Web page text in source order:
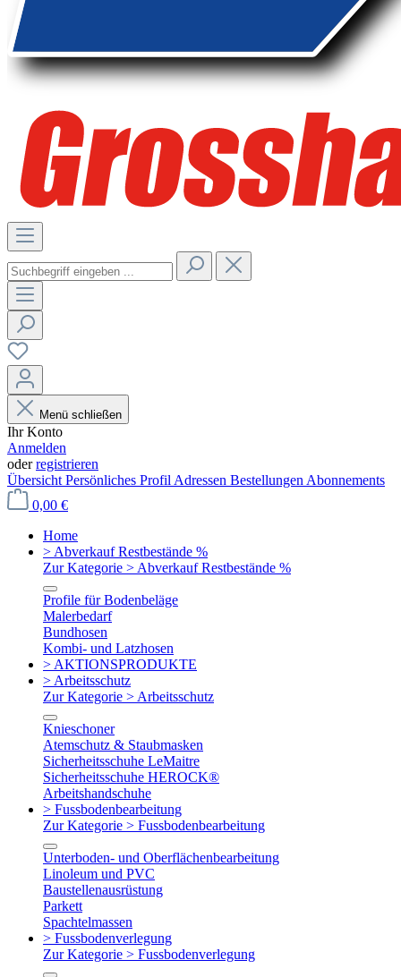
Menü schließen
Ihr Konto
Anmelden
oderregistrieren
Übersicht Persönliches Profil Adressen Bestellungen Abonnements
0,00 €
Home
> Abverkauf Restbestände %
Zur Kategorie > Abverkauf Restbestände %
Profile für Bodenbeläge
Malerbedarf
Bundhosen
Kombi- und Latzhosen
> AKTIONSPRODUKTE
> Arbeitsschutz
Zur Kategorie > Arbeitsschutz
Knieschoner
Atemschutz & Staubmasken
Sicherheitsschuhe LeMaitre
Sicherheitsschuhe HEROCK®
Arbeitshandschuhe
> Fussbodenbearbeitung
Zur Kategorie > Fussbodenbearbeitung
Unterboden- und Oberflächenbearbeitung
Linoleum und PVC
Baustellenausrüstung
Parkett
Spachtelmassen
> Fussbodenverlegung
Zur Kategorie > Fussbodenverlegung